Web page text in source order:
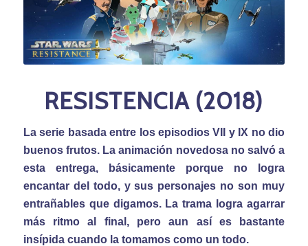
RESISTENCIA (2018)
La serie basada entre los episodios VII y IX no dio
buenos frutos. La animación novedosa no salvó a
esta entrega, básicamente porque no logra
encantar del todo, y sus personajes no son muy
entrañables que digamos. La trama logra agarrar
más ritmo al final, pero aun así es bastante
insípida cuando la tomamos como un todo.